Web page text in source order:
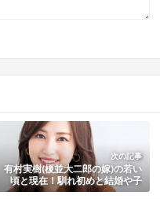
次の記事
有村実樹(榎並大二郎の嫁)の若い
頃と現在！馴れ初めと結婚や子
供・実家の家族や学歴も総まとめ